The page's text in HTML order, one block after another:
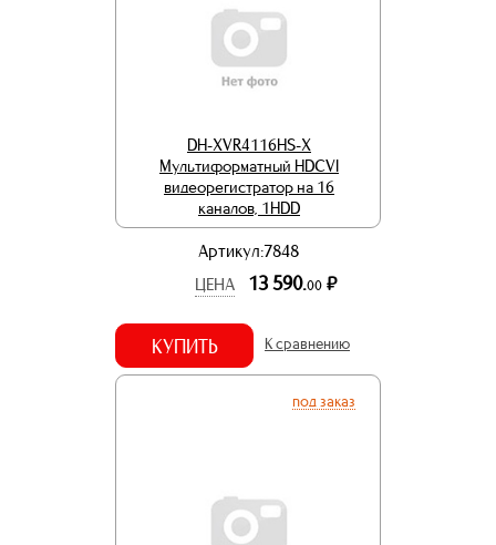
DH-XVR4116HS-X
Мультиформатный HDCVI
видеорегистратор на 16
каналов, 1HDD
Артикул:7848
ЦЕНА
13 590.00 р.
КУПИТЬ К сравнению
под заказ